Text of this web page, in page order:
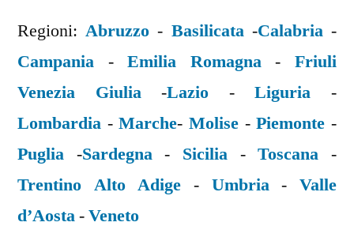
Regioni:Abruzzo - Basilicata-Calabria-
Campania -Emilia Romagna-Friuli
Venezia Giulia-Lazio -Liguria -
Lombardia -Marche-Molise -Piemonte -
Puglia -Sardegna- Sicilia -Toscana -
Trentino Alto Adige - Umbria-Valle
d’Aosta-Veneto